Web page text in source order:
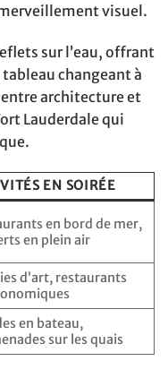
visuel.
sur l’eau, offrant
changeant à
architecture et
Lauderdale qui
EN SOIRÉE
en bord de mer,
en plein air
d’art, restaurants
en bateau,
sur les quais